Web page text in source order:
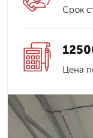
Срок
Цена